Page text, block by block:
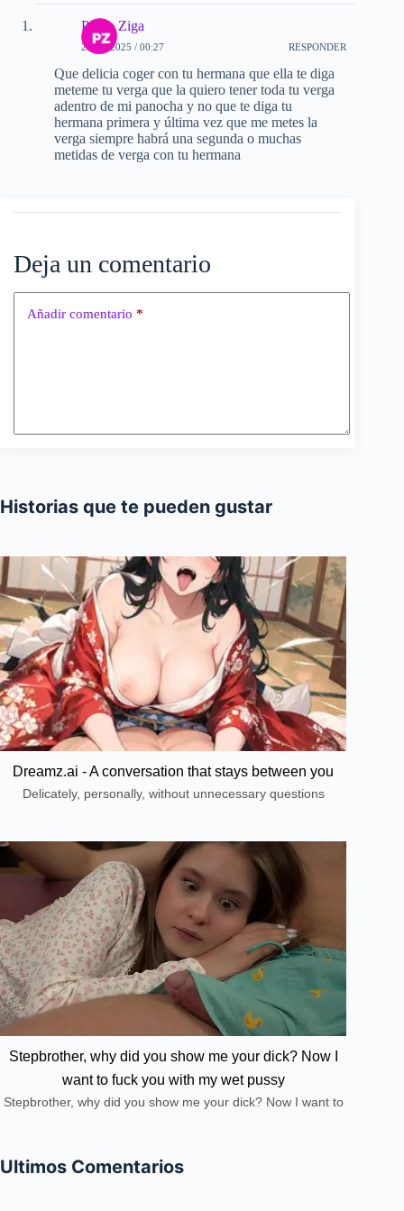
Pedro Ziga
25-10-2025 / 00:27 RESPONDER
Que delicia coger con tu hermana que ella te diga
meteme tu verga que la quiero tener toda tu verga
adentro de mi panocha y no que te diga tu
hermana primera y última vez que me metes la
verga siempre habrá una segunda o muchas
metidas de verga con tu hermana
Deja un comentario
Añadir comentario *
Historias que te pueden gustar
Dreamz.ai - A conversation that stays between you
Delicately, personally, without unnecessary questions
Stepbrother, why did you show me your dick? Now I
want to fuck you with my wet pussy
Stepbrother, why did you show me your dick? Now I want to
Ultimos Comentarios